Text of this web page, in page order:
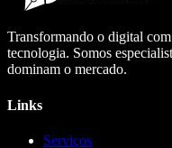
Transformando o digital
tecnologia. Somos
dominam o mercado.
Links
Serviços